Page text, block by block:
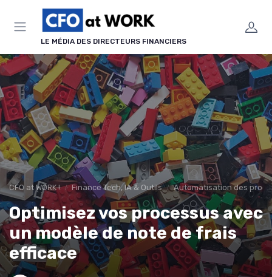
LE MÉDIA DES DIRECTEURS FINANCIERS
CFO at WORK ! Finance Tech, IA & Outils Automatisation des
Optimisez vos processus avec
un modèle de note de frais
efficace
Panneau de gestion des cookies